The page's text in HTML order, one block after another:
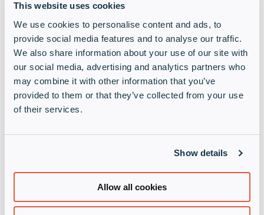
This website uses cookies
We use cookies to personalise content and ads, to
provide social media features and to analyse our traffic.
We also share information about your use of our site with
our social media, advertising and analytics partners who
may combine it with other information that you’ve
provided to them or that they’ve collected from your use
of their services.
Show details
Allow all cookies
Configuration et installation
professionnelles
Formation accréditée par les fournisseurs
Accompagnement MSP